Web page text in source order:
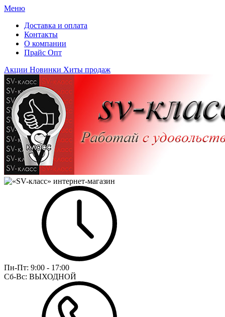
Меню
Доставка и оплата
Контакты
О компании
Прайс Опт
Акции Новинки Хиты продаж
Пн-Пт: 9:00 - 17:00
Сб-Вс: ВЫХОДНОЙ